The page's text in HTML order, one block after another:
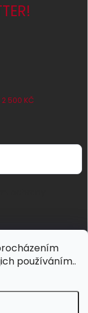
používáním..
2 500 KČ